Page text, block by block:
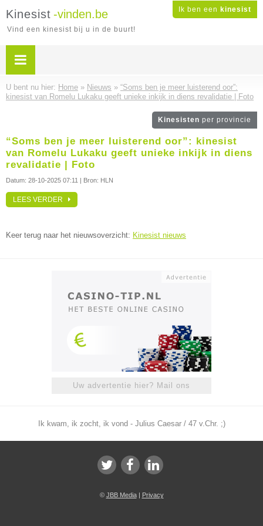
Ik ben een kinesist
Kinesist -vinden.be
Vind een kinesist bij u in de buurt!
U bent nu hier: Home » Nieuws » “Soms ben je meer luisterend oor”:
kinesist van Romelu Lukaku geeft unieke inkijk in diens revalidatie | Foto
Kinesisten per provincie
“Soms ben je meer luisterend oor”: kinesist
van Romelu Lukaku geeft unieke inkijk in diens
revalidatie | Foto
Datum: 28-10-2025 07:11 | Bron: HLN
LEES VERDER
Keer terug naar het nieuwsoverzicht: Kinesist nieuws
Uw advertentie hier? Mail ons
Ik kwam, ik zocht, ik vond - Julius Caesar / 47 v.Chr. ;)
© JBB Media| Privacy